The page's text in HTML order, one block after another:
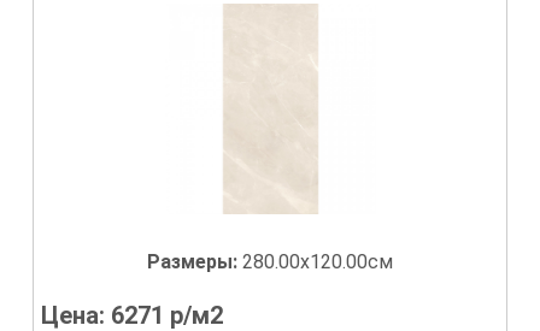
Размеры: 280.00x120.00см
Цена: 6271 р/м2